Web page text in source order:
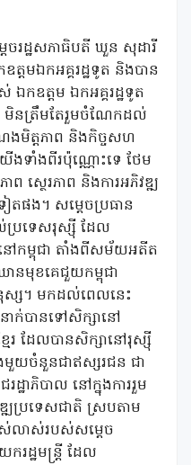
េចរដ្ឋសភាធិបតី ឃួន សុដារី
តមឯកអគ្គរដ្ឋទូត និងបាន
ឯកឧត្តម ឯកអគ្គរដ្ឋទូត
មិនត្រឹមតែរួមចំណែកដល់
ងមិត្ដភាព និងកិច្ចសហ
យើងទាំងពីរប៉ុណ្ណោះទេ ថែម
ស្ថេរភាព និងការអភិវឌ្ឍ
ផង។ សម្តេចប្រធាន
ប្រទេសរុស្ស៊ី ដែល
ៅកម្ពុជា តាំងពីសម័យអតីត
នមុខគេជួយកម្ពុជា
ស្ស។ មកដល់ពេលនេះ
ាក់បានទៅសិក្សានៅ
រ ដែលបានសិក្សានៅរុស្ស៊ី
មួយចំនួនជាឥស្សរជន ជា
ដ្ឋាភិបាល នៅក្នុងការរួម
ប្រទេសជាតិ ស្របតាម
ស់លាស់របស់សម្តេច
ដ្ឋមន្រ្តី ដែល